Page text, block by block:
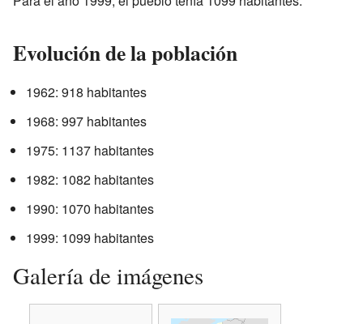
Evolución de la población
1962: 918 habitantes
1968: 997 habitantes
1975: 1137 habitantes
1982: 1082 habitantes
1990: 1070 habitantes
1999: 1099 habitantes
Galería de imágenes